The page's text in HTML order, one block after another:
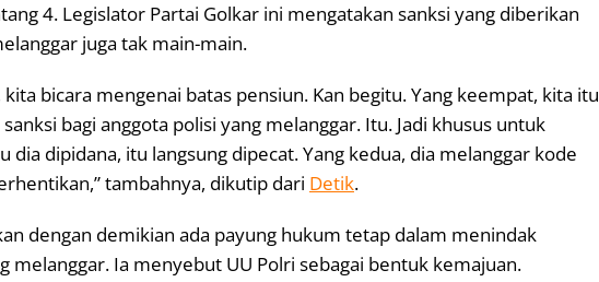
4. Legislator Partai Golkar ini mengatakan sanksi yang diberikan
juga tak main-main.
kita bicara mengenai batas pensiun. Kan begitu. Yang keempat, kita itu
bagi anggota polisi yang melanggar. Itu. Jadi khusus untuk
dia dipidana, itu langsung dipecat. Yang kedua, dia melanggar kode
tambahnya, dikutip dari Detik.
dengan demikian ada payung hukum tetap dalam menindak
melanggar. Ia menyebut UU Polri sebagai bentuk kemajuan.